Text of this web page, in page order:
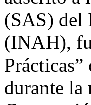
(SAS) del
(INAH),
durante la